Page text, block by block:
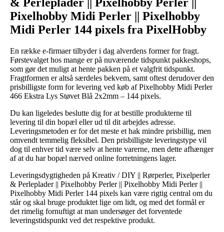
Pixelhobby Midi Perler || Pixelhobby
Midi Perler 144 pixels fra PixelHobby
En række e-firmaer tilbyder i dag alverdens former for fragt.
Førstevalget hos mange er på nuværende tidspunkt pakkeshops,
som gør det muligt at hente pakken på et valgfrit tidspunkt.
Fragtformen er altså særdeles bekvem, samt oftest derudover den
prisbilligste form for levering ved køb af Pixelhobby Midi Perler
466 Ekstra Lys Støvet Blå 2x2mm – 144 pixels.
Du kan ligeledes beslutte dig for at bestille produkterne til
levering til din bopæl eller ud til dit arbejdes adresse.
Leveringsmetoden er for det meste et hak mindre prisbillig, men
omvendt temmelig fleksibel. Den prisbilligste leveringstype vil
dog til enhver tid være selv at hente varerne, men dette afhænger
af at du har bopæl nærved online forretningens lager.
Leveringsdygtigheden på Kreativ / DIY || Rørperler, Pixelperler
& Perleplader || Pixelhobby Perler || Pixelhobby Midi Perler ||
Pixelhobby Midi Perler 144 pixels kan være rigtig central om du
står og skal bruge produktet lige om lidt, og med det formål er
det rimelig fornuftigt at man undersøger det forventede
leveringstidspunkt ved det respektive produkt.